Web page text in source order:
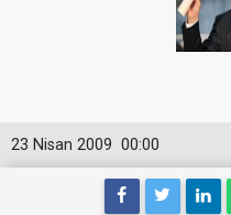
00:00
23 Nisan 2009